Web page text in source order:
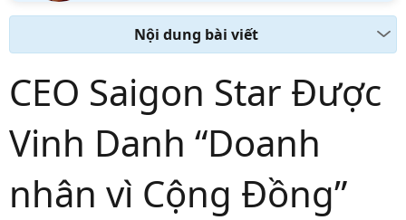
Nội dung bài viết
CEO Saigon Star Được
Vinh Danh “Doanh
nhân vì Cộng Đồng”